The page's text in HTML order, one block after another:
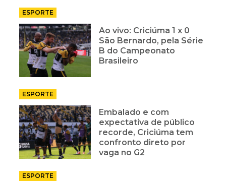
ESPORTE
Ao vivo: Criciúma 1 x 0
São Bernardo, pela Série
B do Campeonato
Brasileiro
ESPORTE
Embalado e com
expectativa de público
recorde, Criciúma tem
confronto direto por
vaga no G2
ESPORTE